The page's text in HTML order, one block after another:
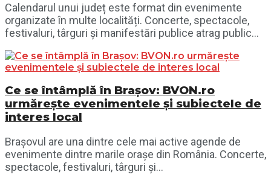
Calendarul unui județ este format din evenimente
organizate în multe localități. Concerte, spectacole,
festivaluri, târguri și manifestări publice atrag public...
Ce se întâmplă în Brașov: BVON.ro
urmărește evenimentele și subiectele de
interes local
Brașovul are una dintre cele mai active agende de
evenimente dintre marile orașe din România. Concerte,
spectacole, festivaluri, târguri și...